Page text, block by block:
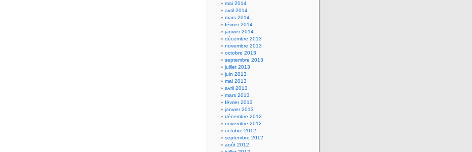
mai 2014
avril 2014
mars 2014
février 2014
janvier 2014
décembre 2013
novembre 2013
octobre 2013
septembre 2013
juillet 2013
juin 2013
mai 2013
avril 2013
mars 2013
février 2013
janvier 2013
décembre 2012
novembre 2012
octobre 2012
septembre 2012
août 2012